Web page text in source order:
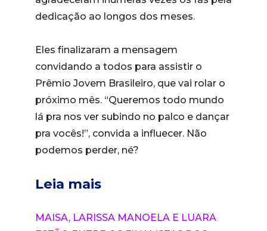
dedicação ao longos dos meses.
Eles finalizaram a mensagem
convidando a todos para assistir o
Prêmio Jovem Brasileiro, que vai rolar o
próximo mês. “Queremos todo mundo
lá pra nos ver subindo no palco e dançar
pra vocês!”, convida a influecer. Não
podemos perder, né?
Leia mais
MAISA, LARISSA MANOELA E LUARA